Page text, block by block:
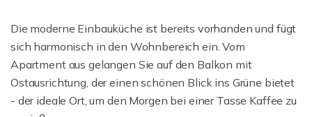
Die moderne Einbauküche ist bereits vorhanden und fügt
sich harmonisch in den Wohnbereich ein. Vom
Apartment aus gelangen Sie auf den Balkon mit
Ostausrichtung, der einen schönen Blick ins Grüne bietet
- der ideale Ort, um den Morgen bei einer Tasse Kaffee zu